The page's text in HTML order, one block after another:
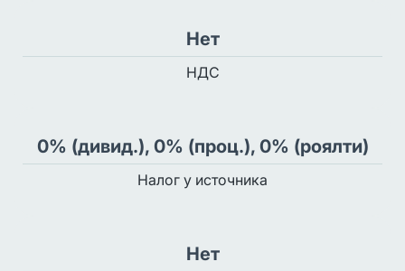
Нет
НДС
0% (дивид.), 0% (проц.), 0% (роялти)
Налог у источника
Нет